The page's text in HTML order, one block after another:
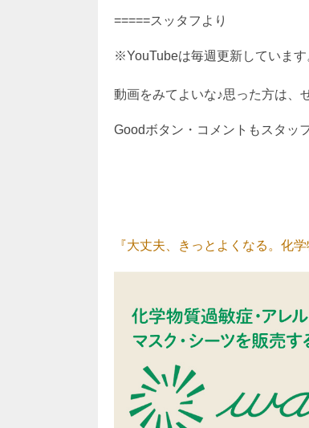
=====スッタフより
※YouTubeは毎週更新しています
動画をみてよいな♪思った方は、
Goodボタン・コメントもスタッ
『大丈夫、きっとよくなる。化